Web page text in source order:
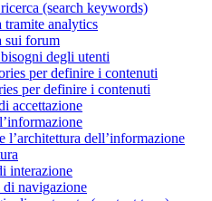
(search keywords)
tramite analytics
sui forum
degli utenti
per definire i contenuti
per definire i contenuti
accettazione
l’architettura dell’informazione
interazione
navigazione